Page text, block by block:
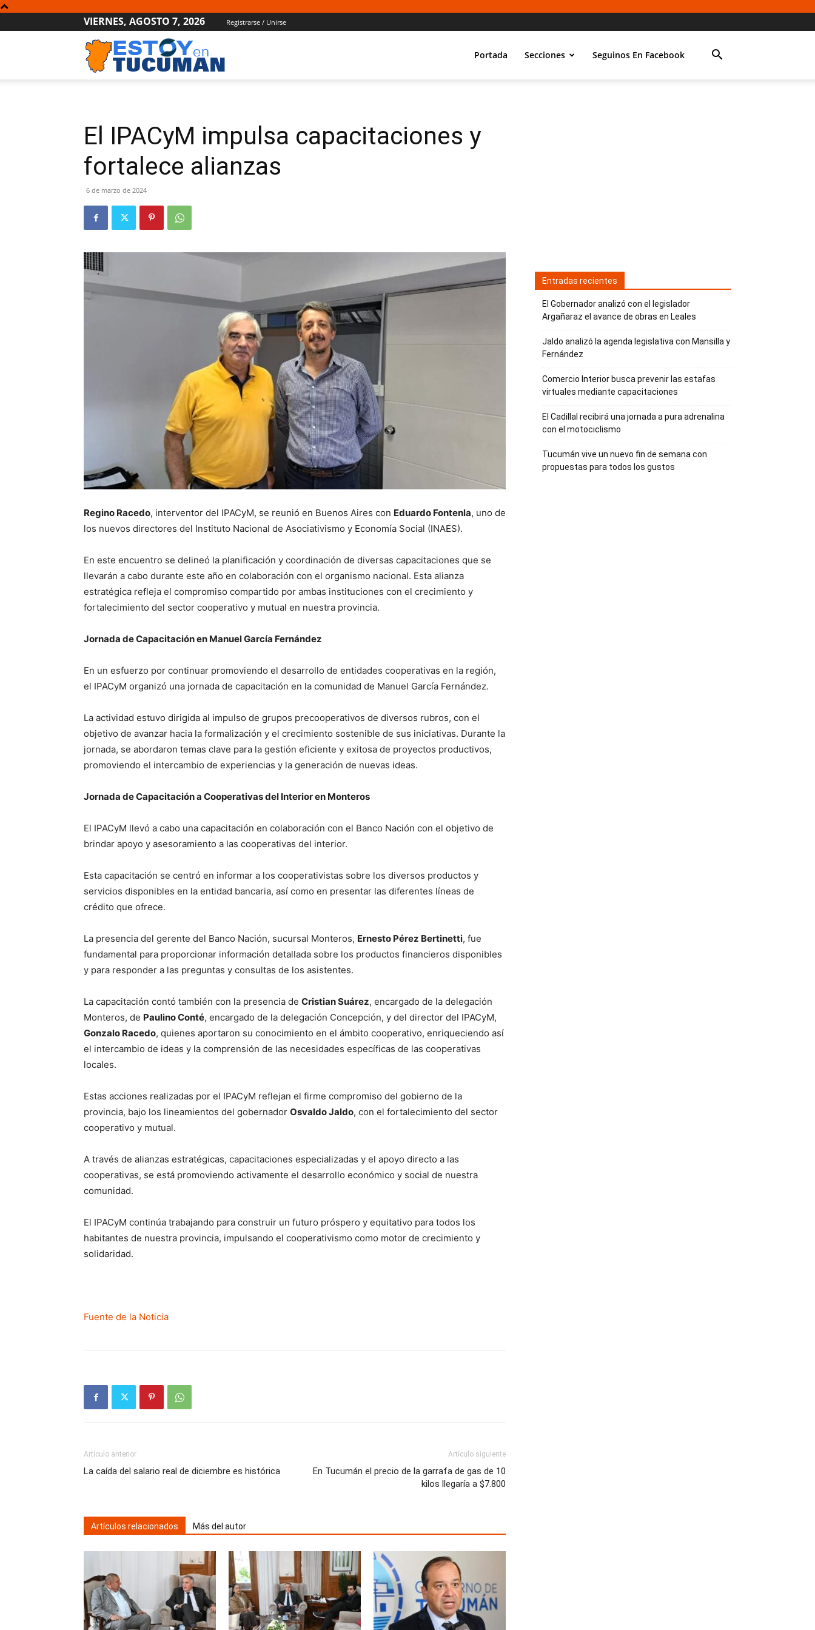
VIERNES, AGOSTO 7, 2026 Registrarse / Unirse
Tucumán
Portada Secciones Seguinos En Facebook
El IPACyM impulsa capacitaciones y
fortalece alianzas
6 de marzo de 2024
Regino Racedo, interventor del IPACyM, se reunió en Buenos Aires con Eduardo Fontenla, uno de
los nuevos directores del Instituto Nacional de Asociativismo y Economía Social (INAES).
En este encuentro se delineó la planificación y coordinación de diversas capacitaciones que se
llevarán a cabo durante este año en colaboración con el organismo nacional. Esta alianza
estratégica refleja el compromiso compartido por ambas instituciones con el crecimiento y
fortalecimiento del sector cooperativo y mutual en nuestra provincia.
Jornada de Capacitación en Manuel García Fernández
En un esfuerzo por continuar promoviendo el desarrollo de entidades cooperativas en la región,
el IPACyM organizó una jornada de capacitación en la comunidad de Manuel García Fernández.
La actividad estuvo dirigida al impulso de grupos precooperativos de diversos rubros, con el
objetivo de avanzar hacia la formalización y el crecimiento sostenible de sus iniciativas. Durante la
jornada, se abordaron temas clave para la gestión eficiente y exitosa de proyectos productivos,
promoviendo el intercambio de experiencias y la generación de nuevas ideas.
Jornada de Capacitación a Cooperativas del Interior en Monteros
El IPACyM llevó a cabo una capacitación en colaboración con el Banco Nación con el objetivo de
brindar apoyo y asesoramiento a las cooperativas del interior.
Esta capacitación se centró en informar a los cooperativistas sobre los diversos productos y
servicios disponibles en la entidad bancaria, así como en presentar las diferentes líneas de
crédito que ofrece.
La presencia del gerente del Banco Nación, sucursal Monteros, Ernesto Pérez Bertinetti, fue
fundamental para proporcionar información detallada sobre los productos financieros disponibles
y para responder a las preguntas y consultas de los asistentes.
La capacitación contó también con la presencia de Cristian Suárez, encargado de la delegación
Monteros, de Paulino Conté, encargado de la delegación Concepción, y del director del IPACyM,
Gonzalo Racedo, quienes aportaron su conocimiento en el ámbito cooperativo, enriqueciendo así
el intercambio de ideas y la comprensión de las necesidades específicas de las cooperativas
locales.
Estas acciones realizadas por el IPACyM reflejan el firme compromiso del gobierno de la
provincia, bajo los lineamientos del gobernador Osvaldo Jaldo, con el fortalecimiento del sector
cooperativo y mutual.
A través de alianzas estratégicas, capacitaciones especializadas y el apoyo directo a las
cooperativas, se está promoviendo activamente el desarrollo económico y social de nuestra
comunidad.
El IPACyM continúa trabajando para construir un futuro próspero y equitativo para todos los
habitantes de nuestra provincia, impulsando el cooperativismo como motor de crecimiento y
solidaridad.
Fuente de la Noticia
Artículo anterior
La caída del salario real de diciembre es histórica
Artículo siguiente
En Tucumán el precio de la garrafa de gas de 10
kilos llegaría a $7.800
Artículos relacionados Más del autor
Entradas recientes
El Gobernador analizó con el legislador
Argañaraz el avance de obras en Leales
Jaldo analizó la agenda legislativa con Mansilla y
Fernández
Comercio Interior busca prevenir las estafas
virtuales mediante capacitaciones
El Cadillal recibirá una jornada a pura adrenalina
con el motociclismo
Tucumán vive un nuevo fin de semana con
propuestas para todos los gustos